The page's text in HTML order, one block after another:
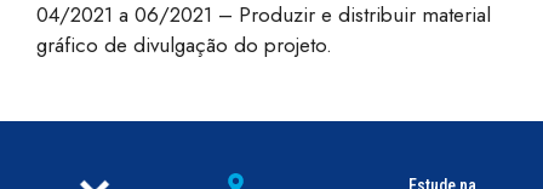
04/2021 a 06/2021 – Produzir e distribuir material
gráfico de divulgação do projeto.